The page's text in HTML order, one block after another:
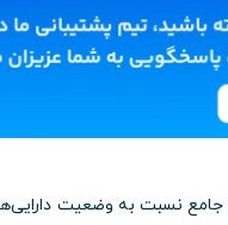
جامع نسبت به وضعیت